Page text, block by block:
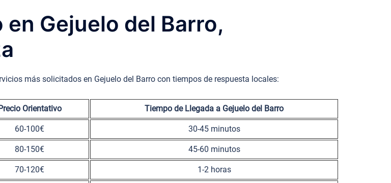
Gejuelo del Barro,
más solicitados en Gejuelo del Barro con tiempos de respuesta locales:
Orientativo Tiempo de Llegada a Gejuelo del Barro
60-100€ 30-45 minutos
80-150€ 45-60 minutos
70-120€ 1-2 horas